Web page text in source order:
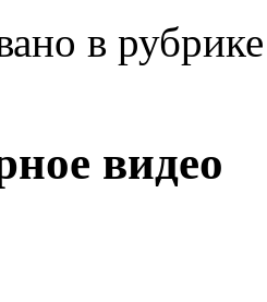
в
видео